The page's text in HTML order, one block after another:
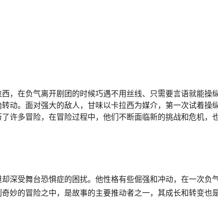
，在负气离开剧团的时候巧遇不用丝线、只需要言语就能操
动。面对强大的敌人，甘味以卡拉西为媒介，第一次试着操
许多冒险，在冒险过程中，他们不断面临新的挑战和危机，
深受舞台恐惧症的困扰。他性格有些倔强和冲动，在一次负
妙的冒险之中，是故事的主要推动者之一，其成长和转变也